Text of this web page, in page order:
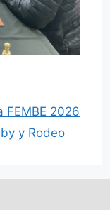
FEMBE 2026
y Rodeo